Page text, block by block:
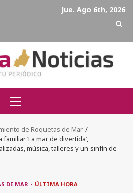
Jue. Ago 6th, 2026
Primary
Menu
de Roquetas de Mar
‘La mar de divertida’,
música, talleres y un sinfín de
DE MAR ÚLTIMA HORA